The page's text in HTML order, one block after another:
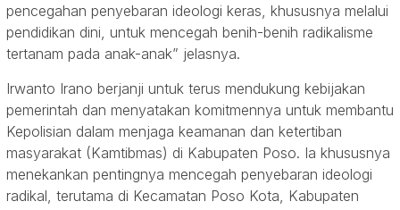
pencegahan penyebaran ideologi keras, khususnya melalui
pendidikan dini, untuk mencegah benih-benih radikalisme
tertanam pada anak-anak” jelasnya.
Irwanto Irano berjanji untuk terus mendukung kebijakan
pemerintah dan menyatakan komitmennya untuk membantu
Kepolisian dalam menjaga keamanan dan ketertiban
masyarakat (Kamtibmas) di Kabupaten Poso. Ia khususnya
menekankan pentingnya mencegah penyebaran ideologi
radikal, terutama di Kecamatan Poso Kota, Kabupaten